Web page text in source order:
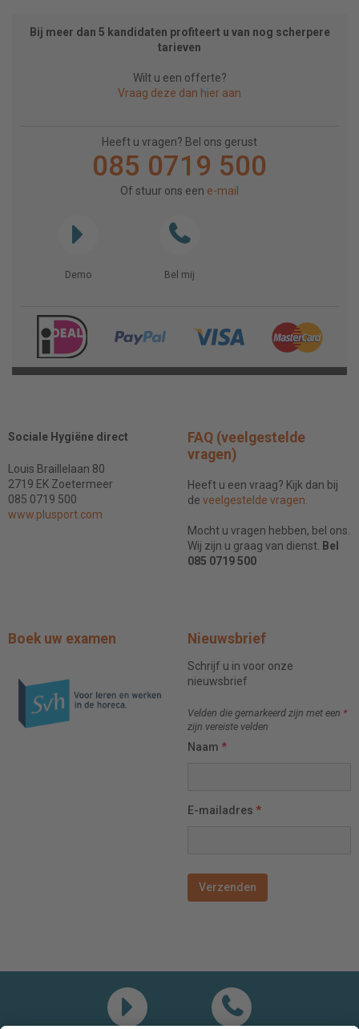
Bij meer dan 5 kandidaten profiteert u van nog scherpere
tarieven
Wilt u een offerte?
Vraag deze dan hier aan
Heeft u vragen? Bel ons gerust
085 0719 500
Of stuur ons een e-mail
Demo Bel mij
Sociale Hygiëne direct
Louis Braillelaan 80
2719 EK Zoetermeer
085 0719 500
www.plusport.com
FAQ (veelgestelde
vragen)
Heeft u een vraag? Kijk dan bij
de veelgestelde vragen.
Mocht u vragen hebben, bel ons.
Wij zijn u graag van dienst. Bel
085 0719 500
Boek uw examen Nieuwsbrief
Schrijf u in voor onze
nieuwsbrief
Velden die gemarkeerd zijn met een *
zijn vereiste velden
Naam *
E-mailadres *